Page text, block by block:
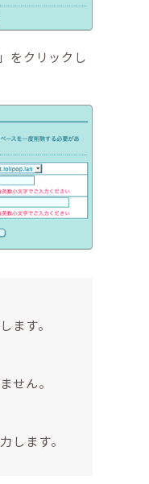
をクリックし
ます。
せん。
します。